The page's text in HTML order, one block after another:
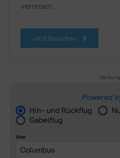
verreisen.
Jetzt Besuchen
Werbung